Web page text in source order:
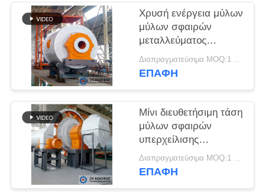
ΠΟΛΙΤΙΚΉ
ΑΠΟΡΡΉΤΟΥ
Χρυσή ενέργεια μύλων
μύλων σφαιρών
μεταλλεύματος
μεταλλείας - υψηλή
αποδοτικότητα
Διαπραγματεύσιμα MOQ:1 ομάδα
ΕΠΑΦΉ
Μίνι διευθετήσιμη τάση
μύλων σφαιρών
υπερχείλισης
τσιμέντου με την
πιστοποίηση CE του
Διαπραγματεύσιμα MOQ:1 ομάδα
ΕΠΑΦΉ